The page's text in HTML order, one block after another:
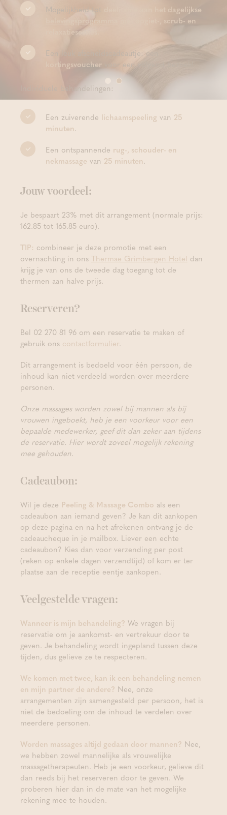
Mogelijkheid tot
deelname aan het dagelijkse
belevingsprogramma
met opgiet-, scrub- en
relaxatiesessies.
Een leuk afscheidscadeautje: een
kortingsvoucher voor een volgend bezoek!
Individuele behandelingen:
Een zuiverende lichaamspeeling van 25
minuten.
Een ontspannende rug-, schouder- en
nekmassage van 25 minuten.
Jouw voordeel:
Je bespaart 23% met dit arrangement (normale prijs:
162.85 tot 165.85 euro).
TIP: combineer je deze promotie met een
overnachting in ons Thermae Grimbergen Hotel dan
krijg je van ons de tweede dag toegang tot de
thermen aan halve prijs.
Reserveren?
Bel 02 270 81 96 om een reservatie te maken of
gebruik ons contactformulier.
Dit arrangement is bedoeld voor één persoon, de
inhoud kan niet verdeeld worden over meerdere
personen.
Onze massages worden zowel bij mannen als bij
vrouwen ingeboekt, heb je een voorkeur voor een
bepaalde medewerker, geef dit dan zeker aan tijdens
de reservatie. Hier wordt zoveel mogelijk rekening
mee gehouden.
Cadeaubon:
Wil je deze Peeling & Massage Combo als een
cadeaubon aan iemand geven? Je kan dit aankopen
op deze pagina en na het afrekenen ontvang je de
cadeaucheque in je mailbox. Liever een echte
cadeaubon? Kies dan voor verzending per post
(reken op enkele dagen verzendtijd) of kom er ter
plaatse aan de receptie eentje aankopen.
Veelgestelde vragen:
Wanneer is mijn behandeling? We vragen bij
reservatie om je aankomst- en vertrekuur door te
geven. Je behandeling wordt ingepland tussen deze
tijden, dus gelieve ze te respecteren.
We komen met twee, kan ik een behandeling nemen
en mijn partner de andere? Nee, onze
arrangementen zijn samengesteld per persoon, het is
niet de bedoeling om de inhoud te verdelen over
meerdere personen.
Worden massages altijd gedaan door mannen? Nee,
we hebben zowel mannelijke als vrouwelijke
massagetherapeuten. Heb je een voorkeur, gelieve dit
dan reeds bij het reserveren door te geven. We
proberen hier dan in de mate van het mogelijke
rekening mee te houden.